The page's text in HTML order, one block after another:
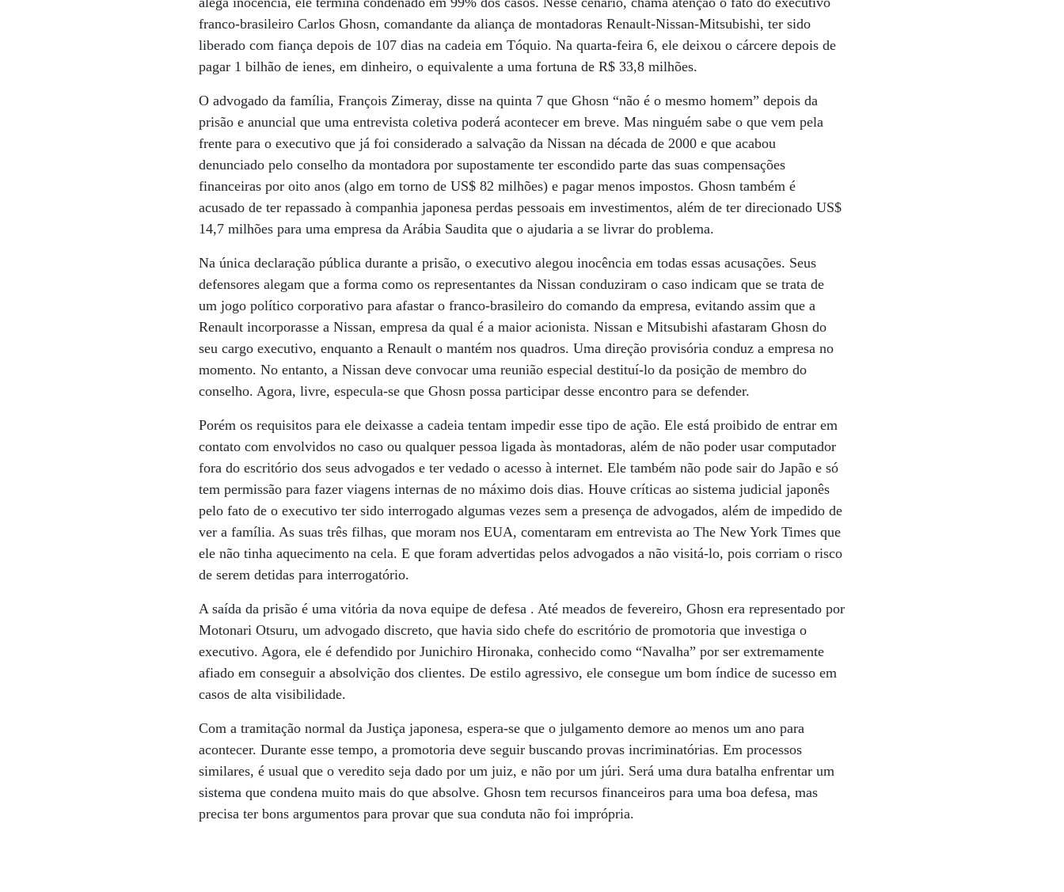
franco-brasileiro Carlos Ghosn, comandante da aliança de montadoras Renault-Nissan-Mitsubishi, ter sido
liberado com fiança depois de 107 dias na cadeia em Tóquio. Na quarta-feira 6, ele deixou o cárcere depois de
pagar 1 bilhão de ienes, em dinheiro, o equivalente a uma fortuna de R$ 33,8 milhões.
O advogado da família, François Zimeray, disse na quinta 7 que Ghosn “não é o mesmo homem” depois da
prisão e anuncial que uma entrevista coletiva poderá acontecer em breve. Mas ninguém sabe o que vem pela
frente para o executivo que já foi considerado a salvação da Nissan na década de 2000 e que acabou
denunciado pelo conselho da montadora por supostamente ter escondido parte das suas compensações
financeiras por oito anos (algo em torno de US$ 82 milhões) e pagar menos impostos. Ghosn também é
acusado de ter repassado à companhia japonesa perdas pessoais em investimentos, além de ter direcionado US$
14,7 milhões para uma empresa da Arábia Saudita que o ajudaria a se livrar do problema.
Na única declaração pública durante a prisão, o executivo alegou inocência em todas essas acusações. Seus
defensores alegam que a forma como os representantes da Nissan conduziram o caso indicam que se trata de
um jogo político corporativo para afastar o franco-brasileiro do comando da empresa, evitando assim que a
Renault incorporasse a Nissan, empresa da qual é a maior acionista. Nissan e Mitsubishi afastaram Ghosn do
seu cargo executivo, enquanto a Renault o mantém nos quadros. Uma direção provisória conduz a empresa no
momento. No entanto, a Nissan deve convocar uma reunião especial destituí-lo da posição de membro do
conselho. Agora, livre, especula-se que Ghosn possa participar desse encontro para se defender.
Porém os requisitos para ele deixasse a cadeia tentam impedir esse tipo de ação. Ele está proibido de entrar em
contato com envolvidos no caso ou qualquer pessoa ligada às montadoras, além de não poder usar computador
fora do escritório dos seus advogados e ter vedado o acesso à internet. Ele também não pode sair do Japão e só
tem permissão para fazer viagens internas de no máximo dois dias. Houve críticas ao sistema judicial japonês
pelo fato de o executivo ter sido interrogado algumas vezes sem a presença de advogados, além de impedido de
ver a família. As suas três filhas, que moram nos EUA, comentaram em entrevista ao The New York Times que
ele não tinha aquecimento na cela. E que foram advertidas pelos advogados a não visitá-lo, pois corriam o risco
de serem detidas para interrogatório.
A saída da prisão é uma vitória da nova equipe de defesa . Até meados de fevereiro, Ghosn era representado por
Motonari Otsuru, um advogado discreto, que havia sido chefe do escritório de promotoria que investiga o
executivo. Agora, ele é defendido por Junichiro Hironaka, conhecido como “Navalha” por ser extremamente
afiado em conseguir a absolvição dos clientes. De estilo agressivo, ele consegue um bom índice de sucesso em
casos de alta visibilidade.
Com a tramitação normal da Justiça japonesa, espera-se que o julgamento demore ao menos um ano para
acontecer. Durante esse tempo, a promotoria deve seguir buscando provas incriminatórias. Em processos
similares, é usual que o veredito seja dado por um juiz, e não por um júri. Será uma dura batalha enfrentar um
sistema que condena muito mais do que absolve. Ghosn tem recursos financeiros para uma boa defesa, mas
precisa ter bons argumentos para provar que sua conduta não foi imprópria.